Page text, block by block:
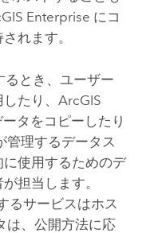
Enterprise にコ
れます。
とき、ユーザー
たり、 ArcGIS
タをコピーしたり
管理するデータス
に使用するためのデ
担当します。
るサービスはホス
は、公開方法に応